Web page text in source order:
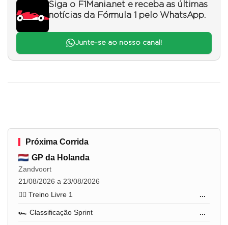
Siga o F1Mania.net e receba as últimas
notícias da Fórmula 1 pelo WhatsApp.
Junte-se ao nosso canal!
Próxima Corrida
GP da Holanda
Zandvoort
21/08/2026 a 23/08/2026
🏋️‍♂️ Treino Livre 1
...
🏎️ Classificação Sprint ...